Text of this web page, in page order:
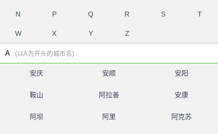
N P Q R S T
W X Y Z
A (以A为开头的城市名)
安庆 安顺 安阳
鞍山 阿拉善 安康
阿坝 阿里 阿克苏